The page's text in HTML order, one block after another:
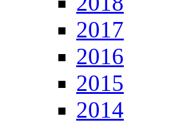
2017
2016
2015
2014